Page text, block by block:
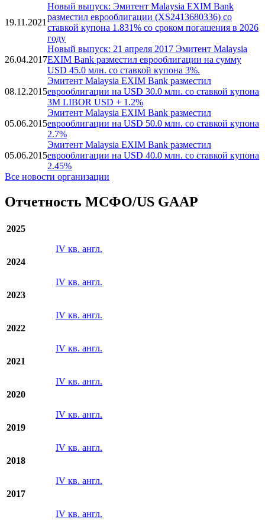
19.11.2021
Новый выпуск: Эмитент Malaysia EXIM Bank
разместил еврооблигации (XS2413680336) со
ставкой купона 1.831% со сроком погашения в 2026
году
26.04.2017
Новый выпуск: 21 апреля 2017 Эмитент Malaysia
EXIM Bank разместил еврооблигации на сумму
USD 45.0 млн. со ставкой купона 3%.
08.12.2015
Эмитент Malaysia EXIM Bank разместил
еврооблигации на USD 30.0 млн. со ставкой купона
3M LIBOR USD + 1.2%
05.06.2015
Эмитент Malaysia EXIM Bank разместил
еврооблигации на USD 50.0 млн. со ставкой купона
2.7%
05.06.2015
Эмитент Malaysia EXIM Bank разместил
еврооблигации на USD 40.0 млн. со ставкой купона
2.45%
Все новости организации
Отчетность МСФО/US GAAP
2025
IV кв. англ.
2024
IV кв. англ.
2023
IV кв. англ.
2022
IV кв. англ.
2021
IV кв. англ.
2020
IV кв. англ.
2019
IV кв. англ.
2018
IV кв. англ.
2017
IV кв. англ.